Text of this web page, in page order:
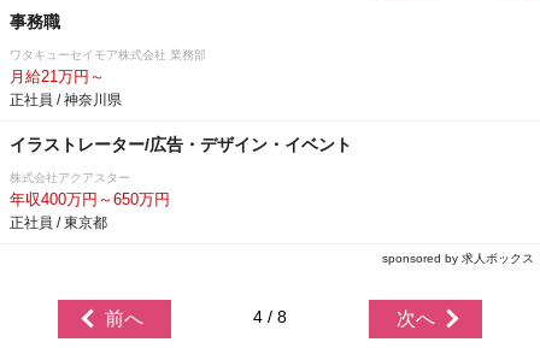
事務職
ワタキューセイモア株式会社 業務部
月給21万円～
正社員 / 神奈川県
イラストレーター/広告・デザイン・イベント
株式会社アクアスター
年収400万円～650万円
正社員 / 東京都
sponsored by 求人ボックス
前へ 4 / 8 次へ